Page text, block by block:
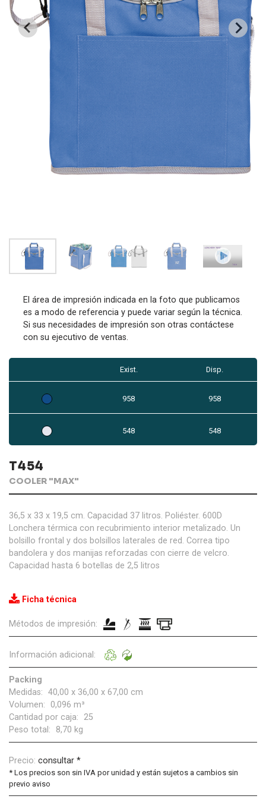
El área de impresión indicada en la foto que publicamos
es a modo de referencia y puede variar según la técnica.
Si sus necesidades de impresión son otras contáctese
con su ejecutivo de ventas.
Exist. Disp.
958 958
548 548
T454
COOLER "MAX"
36,5 x 33 x 19,5 cm. Capacidad 37 litros. Poliéster. 600D
Lonchera térmica con recubrimiento interior metalizado. Un
bolsillo frontal y dos bolsillos laterales de red. Correa tipo
bandolera y dos manijas reforzadas con cierre de velcro.
Capacidad hasta 6 botellas de 2,5 litros
Ficha técnica
Métodos de impresión:
Información adicional:
Packing
Medidas: 40,00 x 36,00 x 67,00 cm
Volumen:
0,096 m³
Cantidad por caja:
25
Peso total:
8,70 kg
Precio: consultar *
* Los precios son sin IVA por unidad y están sujetos a cambios sin
previo aviso